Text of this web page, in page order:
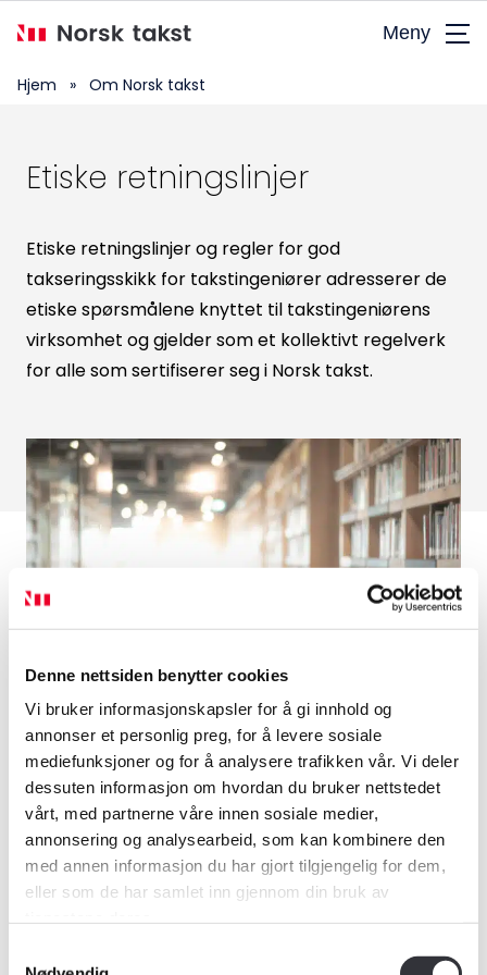
Denne nettsiden benytter cookies
Vi bruker informasjonskapsler for å gi innhold og
annonser et personlig preg, for å levere sosiale
mediefunksjoner og for å analysere trafikken vår. Vi deler
dessuten informasjon om hvordan du bruker nettstedet
vårt, med partnerne våre innen sosiale medier,
annonsering og analysearbeid, som kan kombinere den
med annen informasjon du har gjort tilgjengelig for dem,
eller som de har samlet inn gjennom din bruk av
hovedinnhold
Meny
Søk
Hjem » Om Norsk takst
Etiske retningslinjer
Etiske retningslinjer og regler for god
takseringsskikk for takstingeniører adresserer de
etiske spørsmålene knyttet til takstingeniørens
virksomhet og gjelder som et kollektivt regelverk
for alle som sertifiserer seg i Norsk takst.
Lover
Vedtekter